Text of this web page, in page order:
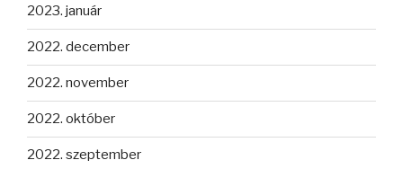
2023. január
2022. december
2022. november
2022. október
2022. szeptember